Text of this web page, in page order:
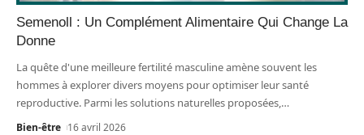
Semenoll : Un Complément Alimentaire Qui Change La
Donne
La quête d'une meilleure fertilité masculine amène souvent les
hommes à explorer divers moyens pour optimiser leur santé
reproductive. Parmi les solutions naturelles proposées, …
Bien-être 16 avril 2026